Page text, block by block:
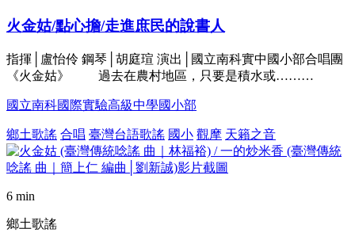
火金姑/點心擔/走進庶民的說書人
指揮│盧怡伶 鋼琴│胡庭瑄 演出│國立南科實中國小部合唱團
《火金姑》 過去在農村地區，只要是積水或………
國立南科國際實驗高級中學國小部
鄉土歌謠 合唱 臺灣台語歌謠 國小 觀摩 天籟之音
6 min
鄉土歌謠